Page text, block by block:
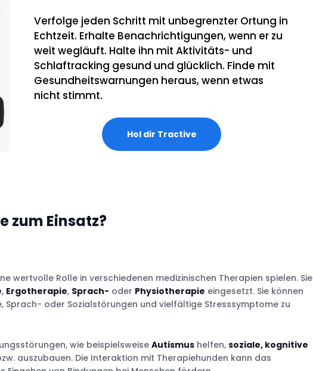
Verfolge jeden Schritt mit unbegrenzter Ortung in
Echtzeit. Erhalte Benachrichtigungen, wenn er zu
weit wegläuft. Halte ihn mit Aktivitäts- und
Schlaftracking gesund und glücklich. Finde mit
Gesundheitswarnungen heraus, wenn etwas
nicht stimmt.
Hol dir Tractive
zum Einsatz?
wertvolle Rolle in verschiedenen medizinischen Therapien spielen. Sie
, Ergotherapie, Sprach- oder Physiotherapie eingesetzt. Sie können
Sprach- oder Sozialstörungen und vielfältige Stresssymptome zu
wie beispielsweise Autismus helfen, soziale, kognitive
auszubauen. Die Interaktion mit Therapiehunden kann das